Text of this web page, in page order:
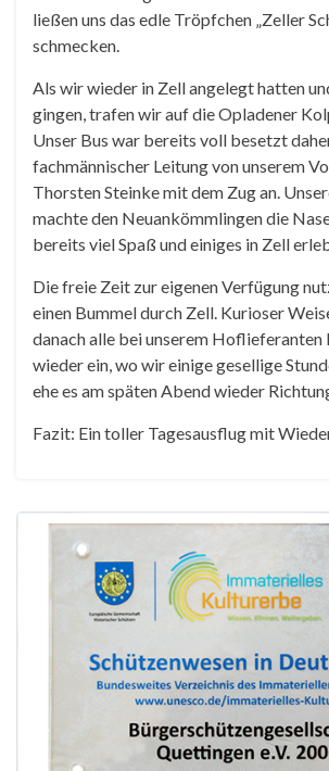
ließen uns das edle Tröpfchen „Zeller
schmecken.
Als wir wieder in Zell angelegt hatten
gingen, trafen wir auf die Opladener
Unser Bus war bereits voll besetzt
fachmännischer Leitung von unserem
Thorsten Steinke mit dem Zug an.
machte den Neuankömmlingen die
bereits viel Spaß und einiges in Zell
Die freie Zeit zur eigenen Verfügung
einen Bummel durch Zell. Kurioser
danach alle bei unserem Hoflieferanten
wieder ein, wo wir einige gesellige
ehe es am späten Abend wieder
Fazit: Ein toller Tagesausflug mit